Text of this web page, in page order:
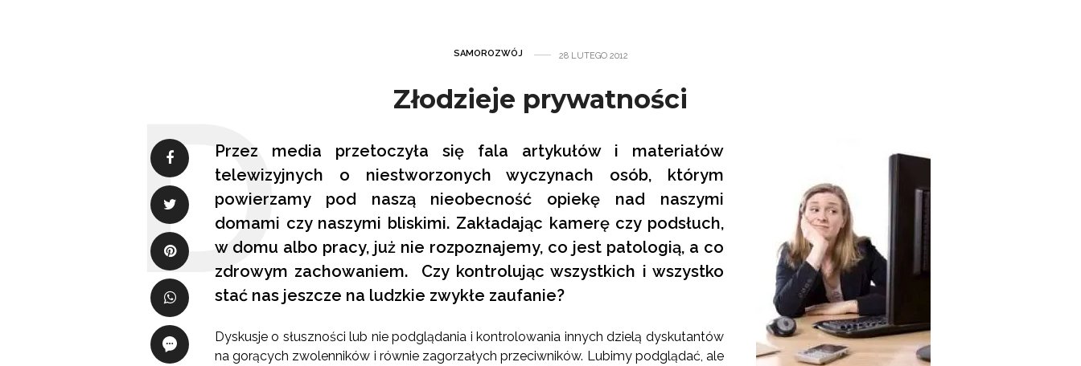
SAMOROZWÓJ 28 LUTEGO 2012
Złodzieje prywatności
Przez media przetoczyła się fala artykułów i materiałów
telewizyjnych o niestworzonych wyczynach osób, którym
powierzamy pod naszą nieobecność opiekę nad naszymi
domami czy naszymi bliskimi. Zakładając kamerę czy podsłuch,
w domu albo pracy, już nie rozpoznajemy, co jest patologią, a co
zdrowym zachowaniem. Czy kontrolując wszystkich i wszystko
stać nas jeszcze na ludzkie zwykłe zaufanie?
Dyskusje o słuszności lub nie podglądania i kontrolowania innych dzielą dyskutantów
na gorących zwolenników i równie zagorzałych przeciwników. Lubimy podglądać, ale